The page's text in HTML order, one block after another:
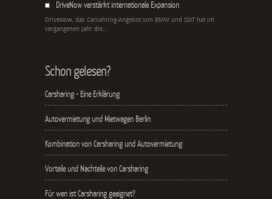
DriveNow verstärkt internationale Expansion
DriveNow, das Carsahring-Angebot von BMW und SIXT hat im
vergangenen Jahr die...
Schon gelesen?
Carsharing - Eine Erklärung
Autovermietung und Mietwagen Berlin
Kombination von Carsharing und Autovermietung
Vorteile und Nachteile von Carsharing
Für wen ist Carsharing geeignet?